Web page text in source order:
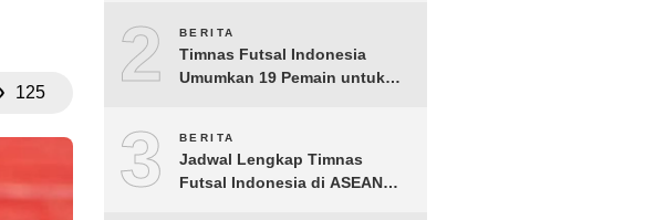
125 2 BERITA
Timnas Futsal Indonesia
Umumkan 19 Pemain untuk
3 BERITA
Jadwal Lengkap Timnas
Futsal Indonesia di ASEAN